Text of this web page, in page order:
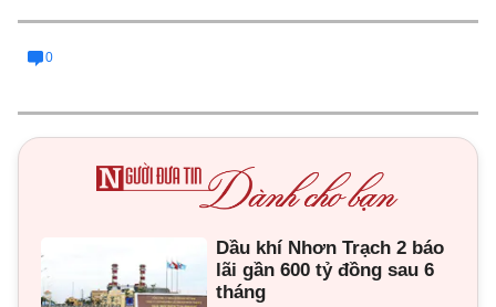
0
Dầu khí Nhơn Trạch 2 báo
lãi gần 600 tỷ đồng sau 6
tháng